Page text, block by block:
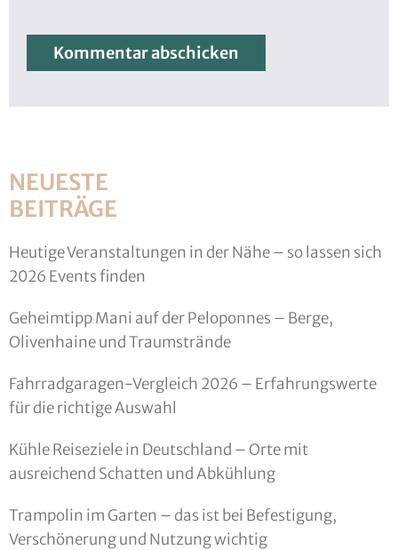
NEUESTE
BEITRÄGE
Heutige Veranstaltungen in der Nähe – so lassen sich
2026 Events finden
Geheimtipp Mani auf der Peloponnes – Berge,
Olivenhaine und Traumstrände
Fahrradgaragen-Vergleich 2026 – Erfahrungswerte
für die richtige Auswahl
Kühle Reiseziele in Deutschland – Orte mit
ausreichend Schatten und Abkühlung
Trampolin im Garten – das ist bei Befestigung,
Verschönerung und Nutzung wichtig